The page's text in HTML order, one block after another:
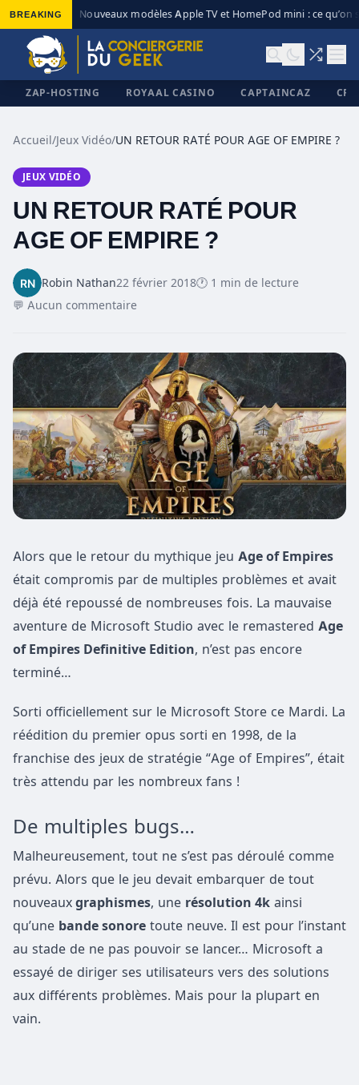
BREAKING Nouveaux modèles Apple TV et HomePod mini : ce qu’on
ZAP-HOSTING ROYAAL CASINO CAPTAINCAZ
Accueil/Jeux Vidéo/UN RETOUR RATÉ POUR AGE OF EMPIRE ?
JEUX VIDÉO
UN RETOUR RATÉ POUR
AGE OF EMPIRE ?
Robin Nathan22 février 2018🕐 1 min de lecture
💬 Aucun commentaire
Alors que le retour du mythique jeu Age of Empires
était compromis par de multiples problèmes et avait
déjà été repoussé de nombreuses fois. La mauvaise
aventure de Microsoft Studio avec le remastered Age
of Empires Definitive Edition, n’est pas encore
terminé…
Sorti officiellement sur le Microsoft Store ce Mardi. La
réédition du premier opus sorti en 1998, de la
franchise des jeux de stratégie “Age of Empires”, était
très attendu par les nombreux fans !
De multiples bugs…
Malheureusement, tout ne s’est pas déroulé comme
prévu. Alors que le jeu devait embarquer de tout
nouveaux graphismes, une résolution 4k ainsi
qu’une bande sonore toute neuve. Il est pour l’instant
au stade de ne pas pouvoir se lancer… Microsoft a
essayé de diriger ses utilisateurs vers des solutions
aux différents problèmes. Mais pour la plupart en
vain.